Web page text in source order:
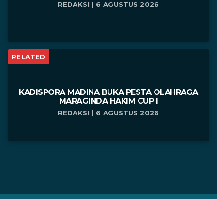
REDAKSI | 6 AGUSTUS 2026
RELATED
KADISPORA MADINA BUKA PESTA OLAHRAGA
MARAGINDA HAKIM CUP I
REDAKSI | 6 AGUSTUS 2026